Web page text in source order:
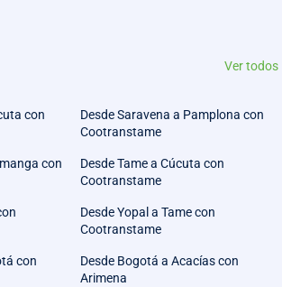
Ver todos
con
Desde Saravena a Pamplona con
Cootranstame
con
Desde Tame a Cúcuta con
Cootranstame
Desde Yopal a Tame con
Cootranstame
con
Desde Bogotá a Acacías con
Arimena